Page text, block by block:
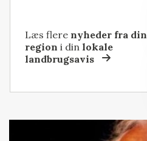
Læs flere nyheder fra din
region i dinlokale
landbrugsavis